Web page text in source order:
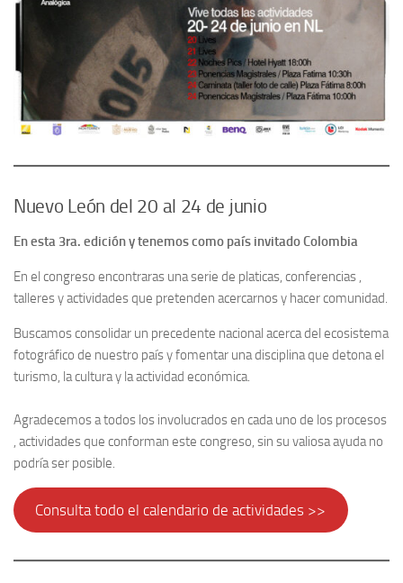
Nuevo León del 20 al 24 de junio
En esta 3ra. edición y tenemos como país invitado Colombia
En el congreso encontraras una serie de platicas, conferencias ,
talleres y actividades que pretenden acercarnos y hacer comunidad.
Buscamos consolidar un precedente nacional acerca del ecosistema
fotográfico de nuestro país y fomentar una disciplina que detona el
turismo, la cultura y la actividad económica.
Agradecemos a todos los involucrados en cada uno de los procesos
, actividades que conforman este congreso, sin su valiosa ayuda no
podría ser posible.
Consulta todo el calendario de actividades >>